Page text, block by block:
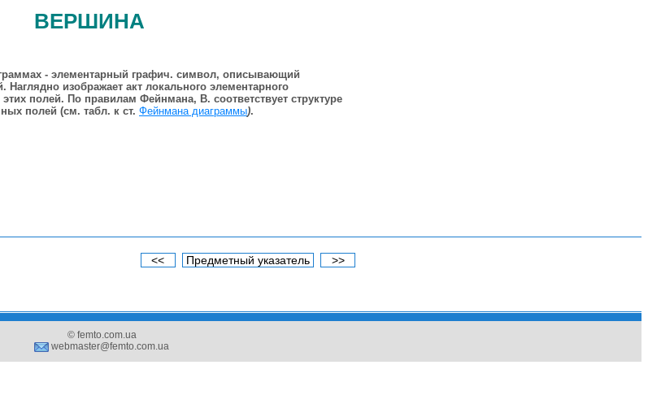
вершина
- элементарный графич. символ, описывающий
Наглядно изображает акт локального элементарного
полей. По правилам Фейнмана, В. соответствует структуре
полей (см. табл. к ст. Фейнмана диаграммы).
<< Предметный указатель >>
© femto.com.ua
webmaster@femto.com.ua